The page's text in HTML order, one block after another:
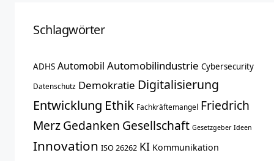
Schlagwörter
ADHS Automobil Automobilindustrie Cybersecurity
Datenschutz Demokratie Digitalisierung
Entwicklung Ethik Fachkräftemangel Friedrich
MerzGedanken Gesellschaft Gesetzgeber Ideen
Innovation ISO 26262 KI Kommunikation